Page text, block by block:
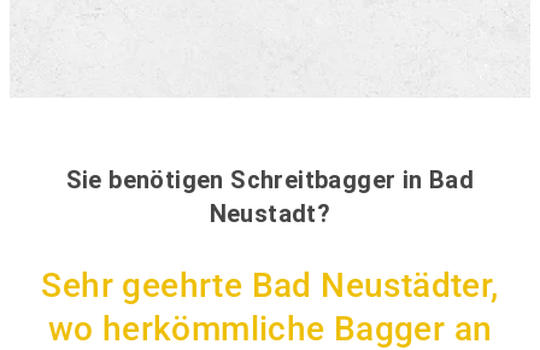
Sie benötigen Schreitbagger in Bad
Neustadt?
Sehr geehrte Bad Neustädter,
wo herkömmliche Bagger an